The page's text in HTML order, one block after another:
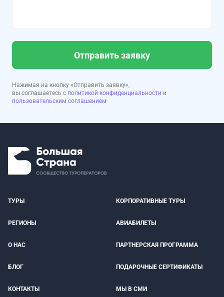
Отправить заявку
Нажимая на кнопку «Отправить заявку»,
вы соглашаетесь с политикой конфиденциальности и
пользовательским соглашением
ТУРЫ КОРПОРАТИВНЫЕ ТУРЫ
РЕГИОНЫ АВИАБИЛЕТЫ
О НАС ПАРТНЕРСКАЯ ПРОГРАММА
БЛОГ ПОДАРОЧНЫЕ СЕРТИФИКАТЫ
КОНТАКТЫ МЫ В СМИ